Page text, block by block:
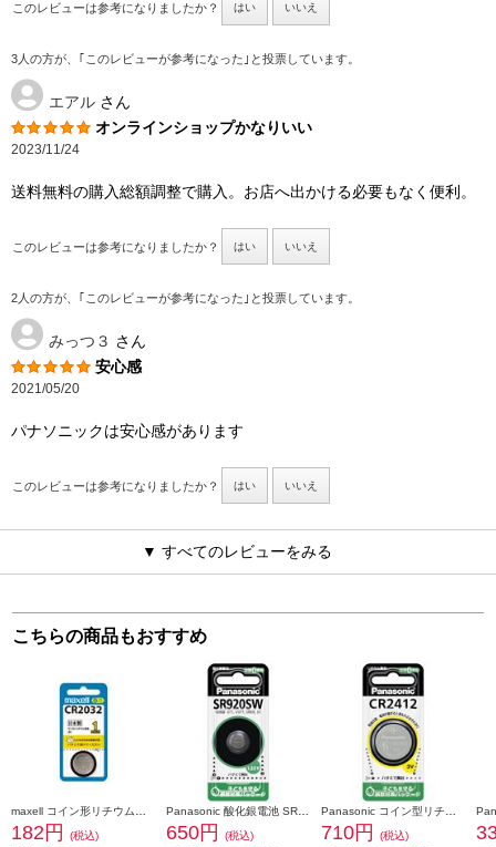
このレビューは参考になりましたか？ はい いいえ
3人の方が、｢このレビューが参考になった｣と投票しています。
エアル さん
オンラインショップかなりいい
2023/11/24
送料無料の購入総額調整で購入。お店へ出かける必要もなく便利。
このレビューは参考になりましたか？ はい いいえ
2人の方が、｢このレビューが参考になった｣と投票しています。
みっつ３ さん
安心感
2021/05/20
パナソニックは安心感があります
このレビューは参考になりましたか？ はい いいえ
▼ すべてのレビューをみる
こちらの商品もおすすめ
182円
(税込)
650円 (税込) 710円 (税込)